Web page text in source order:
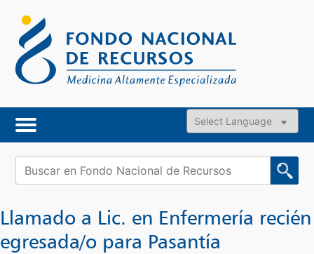
content
Powered by
Buscar:
Llamado a Lic. en Enfermería recién
egresada/o para Pasantía